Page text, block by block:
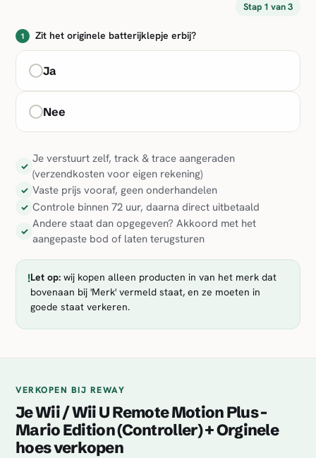
Stap 1 van 3
1 Zit het originele batterijklepje erbij?
Ja
Nee
✓
Je verstuurt zelf, track & trace aangeraden
(verzendkosten voor eigen rekening)
✓ Vaste prijs vooraf, geen onderhandelen
✓ Controle binnen 72 uur, daarna direct uitbetaald
✓
Andere staat dan opgegeven? Akkoord met het
aangepaste bod of laten terugsturen
!Let op: wij kopen alleen producten in van het merk dat
bovenaan bij 'Merk' vermeld staat, en ze moeten in
goede staat verkeren.
VERKOPEN BIJ REWAY
Je Wii / Wii U Remote Motion Plus -
Mario Edition (Controller) + Orginele
hoes verkopen